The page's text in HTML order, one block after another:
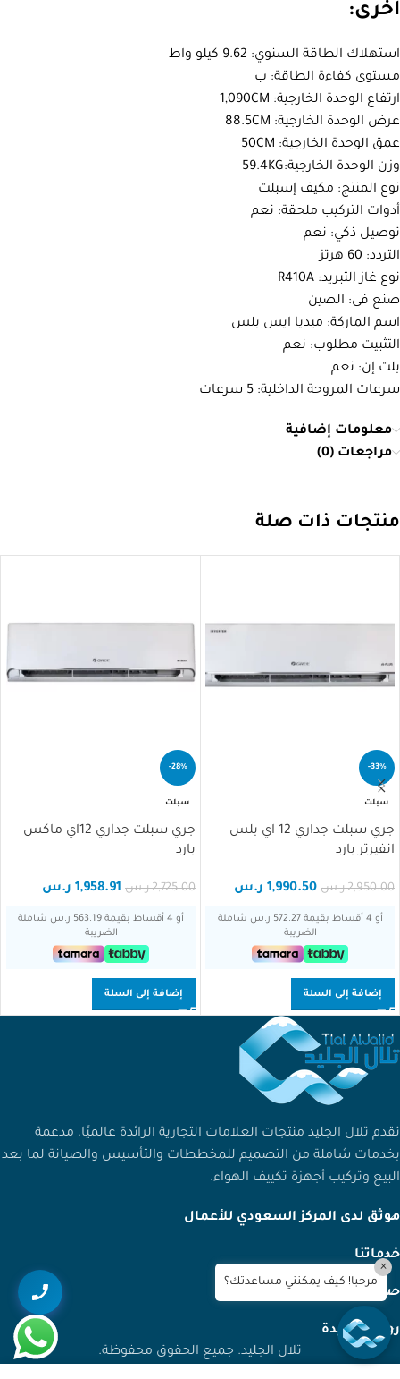
أخرى:
استهلاك الطاقة السنوي: 9.62 كيلو واط
مستوى كفاءة الطاقة: ب
ارتفاع الوحدة الخارجية: 1,090CM
عرض الوحدة الخارجية: 88.5CM
عمق الوحدة الخارجية: 50CM
وزن الوحدة الخارجية:59.4KG
نوع المنتج: مكيف إسبلت
أدوات التركيب ملحقة: نعم
توصيل ذكي: نعم
التردد: 60 هرتز
نوع غاز التبريد: R410A
صنع فى: الصين
اسم الماركة: ميديا ايس بلس
التثبيت مطلوب: نعم
بلت إن: نعم
سرعات المروحة الداخلية: 5 سرعات
معلومات إضافية
مراجعات (0)
منتجات ذات صلة
-33%
سبلت
جري سبلت جداري 12 اي بلس
انفيرتر بارد
2,950.00 ر.س 1,990.50 ر.س
أو 4 أقساط بقيمة 572.27 ر.س شاملة
الضريبة
إضافة إلى السلة
-28%
سبلت
جري سبلت جداري 12اي ماكس
بارد
2,725.00 ر.س 1,958.91 ر.س
أو 4 أقساط بقيمة 563.19 ر.س شاملة
الضريبة
إضافة إلى السلة
تقدم تلال الجليد منتجات العلامات التجارية الرائدة عالميًا، مدعمة
بخدمات شاملة من التصميم للمخططات والتأسيس والصيانة لما بعد
البيع وتركيب أجهزة تكييف الهواء.
موثق لدى المركز السعودي للأعمال
خدماتنا
حسابي
روابط مفيدة
تلال الجليد. جميع الحقوق محفوظة.
مرحبا! كيف يمكنني مساعدتك؟
×